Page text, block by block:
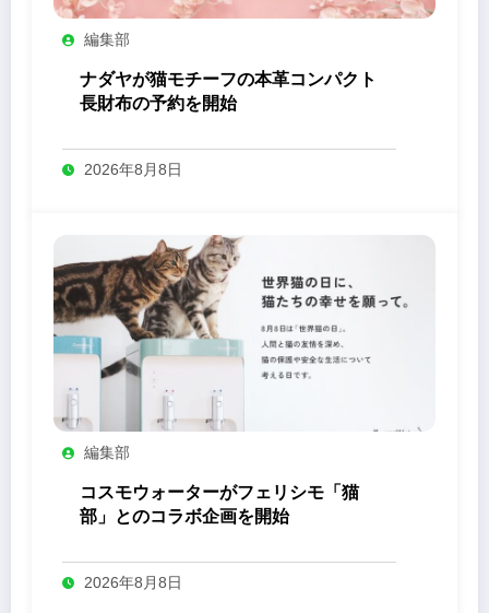
編集部
ナダヤが猫モチーフの本革コンパクト
長財布の予約を開始
2026年8月8日
編集部
コスモウォーターがフェリシモ「猫
部」とのコラボ企画を開始
2026年8月8日